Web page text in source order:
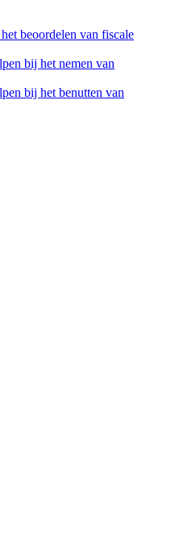
beoordelen van fiscale
bij het nemen van
bij het benutten van